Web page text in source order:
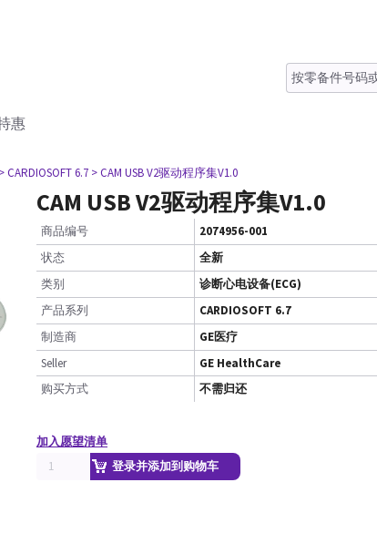
惠
> CARDIOSOFT 6.7 > CAM USB V2驱动程序集V1.0
CAM USB V2驱动程序集V1.0
商品编号
2074956-001
状态
全新
类别
诊断心电设备(ECG)
产品系列
CARDIOSOFT 6.7
制造商
GE医疗
Seller
GE HealthCare
购买方式
不需归还
加入愿望清单
登录并添加到购物车